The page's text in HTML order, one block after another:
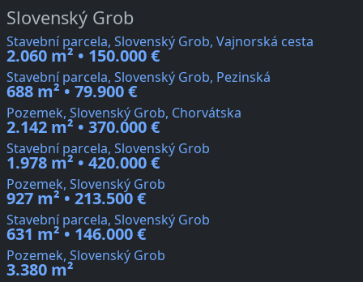
Slovenský Grob
Stavební parcela, Slovenský Grob, Vajnorská cesta
2.060 m² • 150.000 €
Stavební parcela, Slovenský Grob, Pezinská
688 m² • 79.900 €
Pozemek, Slovenský Grob, Chorvátska
2.142 m² • 370.000 €
Stavební parcela, Slovenský Grob
1.978 m² • 420.000 €
Pozemek, Slovenský Grob
927 m² • 213.500 €
Stavební parcela, Slovenský Grob
631 m² • 146.000 €
Pozemek, Slovenský Grob
3.380 m²